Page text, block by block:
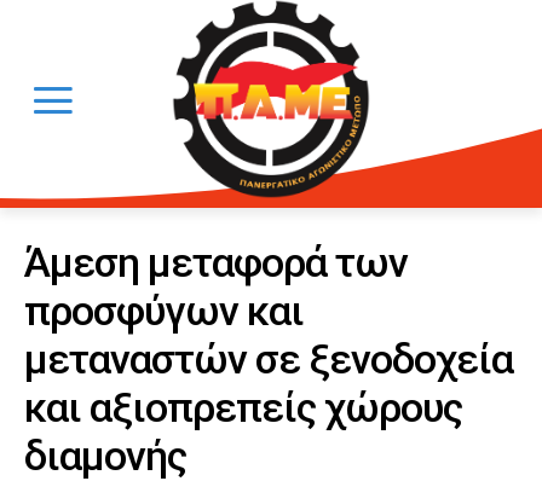
Άμεση μεταφορά των
προσφύγων και
μεταναστών σε ξενοδοχεία
και αξιοπρεπείς χώρους
διαμονής